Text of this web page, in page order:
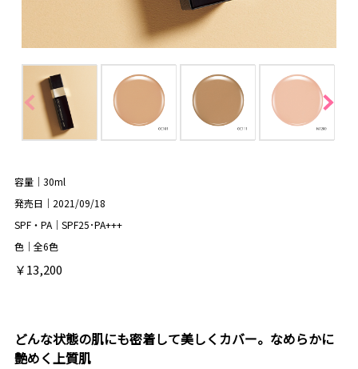
容量｜30ml
発売日｜2021/09/18
SPF・PA｜SPF25･PA+++
色｜全6色
￥13,200
どんな状態の肌にも密着して美しくカバー。なめらかに
艶めく上質肌